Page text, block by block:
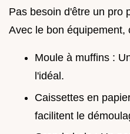
Pas besoin d'être un pro
Avec le bon équipement,
Moule à muffins :
l'idéal.
Caissettes en
facilitent le